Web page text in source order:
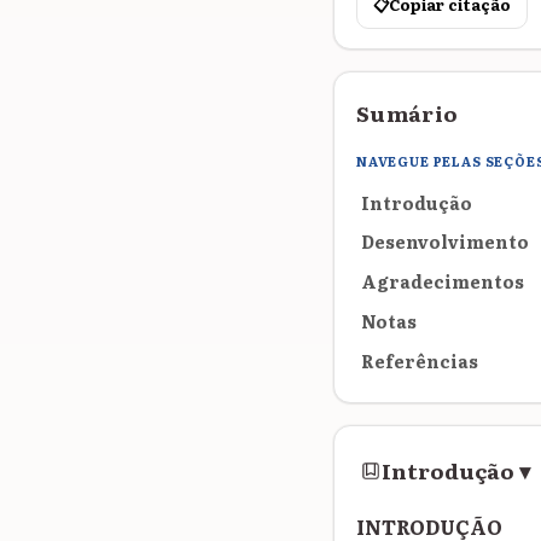
Sumário
NAVEGUE PELAS
Introdução
Desenvolvimento
Agradecimentos
Notas
Referências
Introdução▾
INTRODUÇÃO